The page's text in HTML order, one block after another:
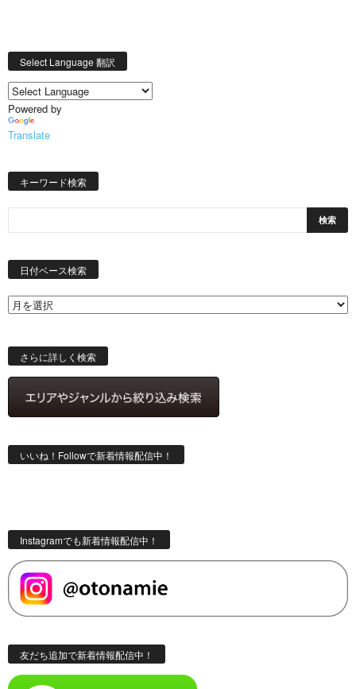
Select Language 翻訳
Powered by
Translate
キーワード検索
日付ベース検索
さらに詳しく検索
いいね！Followで新着情報配信中！
Instagramでも新着情報配信中！
友だち追加で新着情報配信中！